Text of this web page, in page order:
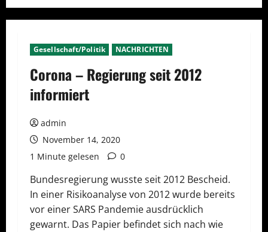
Gesellschaft/Politik NACHRICHTEN
Corona – Regierung seit 2012
informiert
admin
November 14, 2020
1 Minute gelesen
0
Bundesregierung wusste seit 2012 Bescheid.
In einer Risikoanalyse von 2012 wurde bereits
vor einer SARS Pandemie ausdrücklich
gewarnt. Das Papier befindet sich nach wie